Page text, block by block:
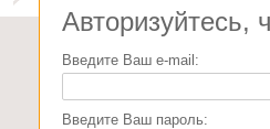
Авторизуйтесь,
Введите Ваш e-mail:
Введите Ваш пароль: